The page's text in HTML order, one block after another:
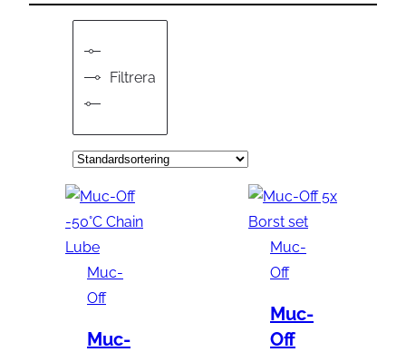
Filtrera
Muc-
Off
Muc-
Muc-
Off
Muc-
Off